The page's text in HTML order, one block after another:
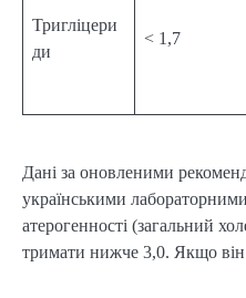
Тригліцери
ди
< 1,7
Дані за оновленими
українськими
атерогенності (загальний
тримати нижче 3,0. Якщо